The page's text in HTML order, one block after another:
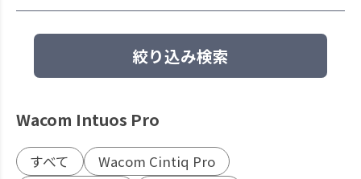
絞り込み検索
Wacom Intuos Pro
すべて
Wacom Cintiq Pro